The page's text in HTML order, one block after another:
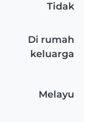
Tidak
Di rumah
keluarga
Melayu